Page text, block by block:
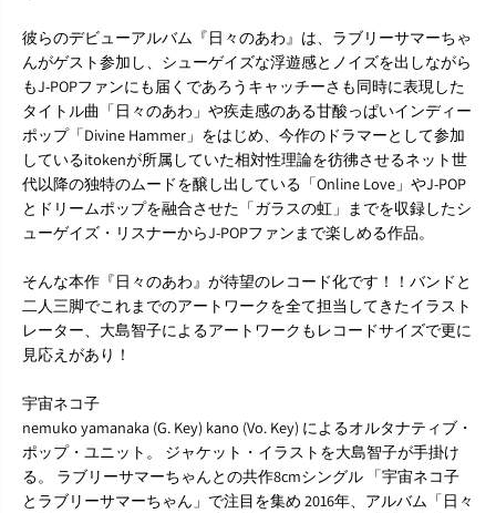
彼らのデビューアルバム『日々のあわ』は、ラブリーサマーちゃ
んがゲスト参加し、シューゲイズな浮遊感とノイズを出しながら
もJ-POPファンにも届くであろうキャッチーさも同時に表現した
タイトル曲「日々のあわ」や疾走感のある甘酸っぱいインディー
ポップ「Divine Hammer」をはじめ、今作のドラマーとして参加
しているitokenが所属していた相対性理論を彷彿させるネット世
代以降の独特のムードを醸し出している「Online Love」やJ-POP
とドリームポップを融合させた「ガラスの虹」までを収録したシ
ューゲイズ・リスナーからJ-POPファンまで楽しめる作品。
そんな本作『日々のあわ』が待望のレコード化です！！バンドと
二人三脚でこれまでのアートワークを全て担当してきたイラスト
レーター、大島智子によるアートワークもレコードサイズで更に
見応えがあり！
宇宙ネコ子
nemuko yamanaka (G. Key) kano (Vo. Key) によるオルタナティブ・
ポップ・ユニット。 ジャケット・イラストを大島智子が手掛け
る。 ラブリーサマーちゃんとの共作8cmシングル 「宇宙ネコ子
とラブリーサマーちゃん」で注目を集め 2016年、アルバム「日々